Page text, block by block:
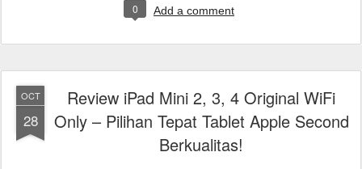
0 Add a comment
OCT
28
Review iPad Mini 2, 3, 4 Original WiFi
Only – Pilihan Tepat Tablet Apple Second
Berkualitas!